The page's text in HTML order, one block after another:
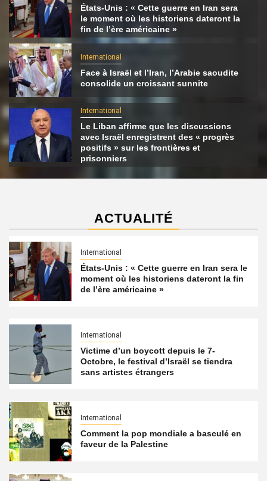
États-Unis : « Cette guerre en Iran sera
le moment où les historiens dateront la
fin de l’ère américaine »
International
Face à Israël et l’Iran, l’Arabie saoudite
consolide un croissant sunnite
International
Le Liban affirme que les discussions
avec Israël enregistrent des « progrès
positifs » sur les frontières et
prisonniers
ACTUALITÉ
International
États-Unis : « Cette guerre en Iran sera le
moment où les historiens dateront la fin
de l’ère américaine »
International
Victime d’un boycott depuis le 7-
Octobre, le festival d’Israël se tiendra
sans artistes étrangers
International
Comment la pop mondiale a basculé en
faveur de la Palestine